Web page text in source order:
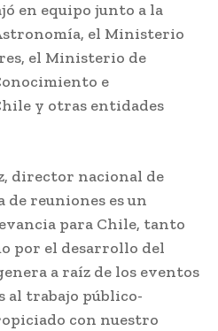
en equipo junto a la
el Ministerio
el Ministerio de
e
y otras entidades
director nacional de
reuniones es un
para Chile, tanto
por el desarrollo del
a raíz de los eventos
al trabajo público-
con nuestro